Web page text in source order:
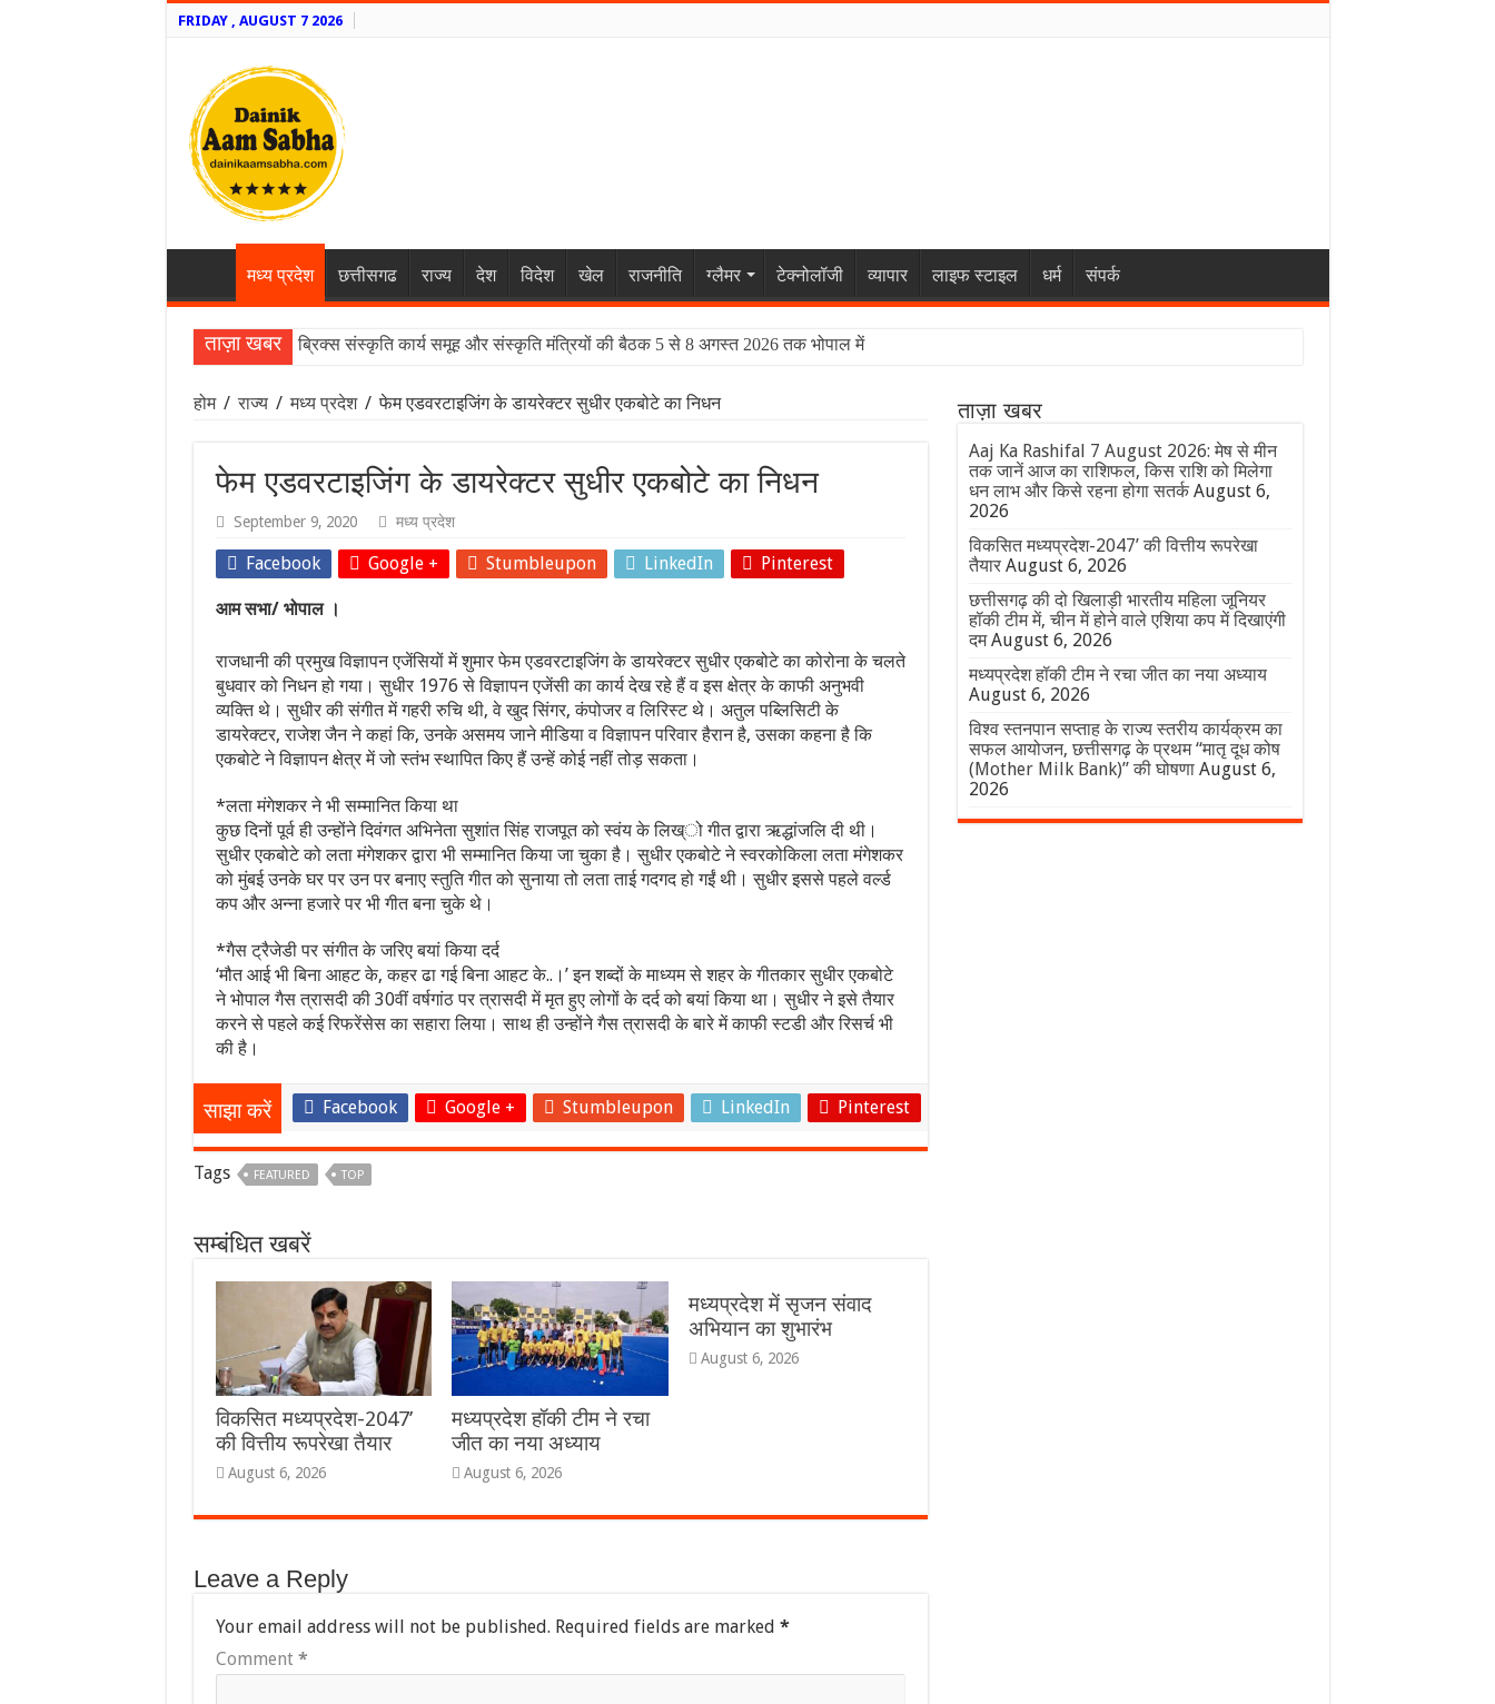
FRIDAY , AUGUST 7 2026
मध्य प्रदेश छत्तीसगढ राज्य देश विदेश खेल राजनीति ग्लैमर टेक्नोलॉजी व्यापार लाइफ स्टाइल धर्म संपर्क
ताज़ा खबर ब्रिक्स संस्कृति कार्य समूह और संस्कृति मंत्रियों की बैठक 5 से 8 अगस्त 2026 तक भोपाल में
होम / राज्य / मध्य प्रदेश / फेम एडवरटाइजिंग के डायरेक्टर सुधीर एकबोटे का निधन
फेम एडवरटाइजिंग के डायरेक्टर सुधीर एकबोटे का निधन
September 9, 2020 मध्य प्रदेश
Facebook Google + Stumbleupon LinkedIn Pinterest
आम सभा/ भोपाल ।
राजधानी की प्रमुख विज्ञापन एजेंसियों में शुमार फेम एडवरटाइजिंग के डायरेक्टर सुधीर एकबोटे का कोरोना के चलते
बुधवार को निधन हो गया। सुधीर 1976 से विज्ञापन एजेंसी का कार्य देख रहे हैं व इस क्षेत्र के काफी अनुभवी
व्यक्ति थे। सुधीर की संगीत में गहरी रुचि थी, वे खुद सिंगर, कंपोजर व लिरिस्ट थे। अतुल पब्लिसिटी के
डायरेक्टर, राजेश जैन ने कहां कि, उनके असमय जाने मीडिया व विज्ञापन परिवार हैरान है, उसका कहना है कि
एकबोटे ने विज्ञापन क्षेत्र में जो स्तंभ स्थापित किए हैं उन्हें कोई नहीं तोड़ सकता।
*लता मंगेशकर ने भी सम्मानित किया था
कुछ दिनों पूर्व ही उन्होंने दिवंगत अभिनेता सुशांत सिंह राजपूत को स्वंय के लिख्ो गीत द्वारा ऋद्धांजलि दी थी।
सुधीर एकबोटे को लता मंगेशकर द्वारा भी सम्मानित किया जा चुका है। सुधीर एकबोटे ने स्वरकोकिला लता मंगेशकर
को मुंबई उनके घर पर उन पर बनाए स्तुति गीत को सुनाया तो लता ताई गदगद हो गईं थी। सुधीर इससे पहले वर्ल्ड
कप और अन्ना हजारे पर भी गीत बना चुके थे।
*गैस ट्रैजेडी पर संगीत के जरिए बयां किया दर्द
‘मौत आई भी बिना आहट के, कहर ढा गई बिना आहट के..।’ इन शब्दों के माध्यम से शहर के गीतकार सुधीर एकबोटे
ने भोपाल गैस त्रासदी की 30वीं वर्षगांठ पर त्रासदी में मृत हुए लोगों के दर्द को बयां किया था। सुधीर ने इसे तैयार
करने से पहले कई रिफरेंसेस का सहारा लिया। साथ ही उन्होंने गैस त्रासदी के बारे में काफी स्टडी और रिसर्च भी
की है।
साझा करें Facebook Google + Stumbleupon LinkedIn Pinterest
Tags FEATURED TOP
सम्बंधित खबरें
विकसित मध्यप्रदेश-2047’
की वित्तीय रूपरेखा तैयार
August 6, 2026
मध्यप्रदेश हॉकी टीम ने रचा
जीत का नया अध्याय
August 6, 2026
मध्यप्रदेश में सृजन संवाद
अभियान का शुभारंभ
August 6, 2026
Leave a Reply
Your email address will not be published. Required fields are marked *
Comment *
ताज़ा खबर
Aaj Ka Rashifal 7 August 2026: मेष से मीन
तक जानें आज का राशिफल, किस राशि को मिलेगा
धन लाभ और किसे रहना होगा सतर्क August 6,
2026
विकसित मध्यप्रदेश-2047’ की वित्तीय रूपरेखा
तैयार August 6, 2026
छत्तीसगढ़ की दो खिलाड़ी भारतीय महिला जूनियर
हॉकी टीम में, चीन में होने वाले एशिया कप में दिखाएंगी
दम August 6, 2026
मध्यप्रदेश हॉकी टीम ने रचा जीत का नया अध्याय
August 6, 2026
विश्व स्तनपान सप्ताह के राज्य स्तरीय कार्यक्रम का
सफल आयोजन, छत्तीसगढ़ के प्रथम “मातृ दूध कोष
(Mother Milk Bank)” की घोषणा August 6,
2026